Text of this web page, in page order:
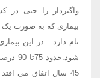
واگیردار را حتی در
نام دارد . در این
45 سال اتفاق می